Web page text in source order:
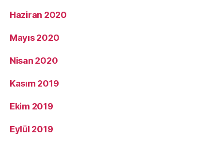
Haziran 2020
Mayıs 2020
Nisan 2020
Kasım 2019
Ekim 2019
Eylül 2019